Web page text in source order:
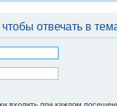
отвечать в